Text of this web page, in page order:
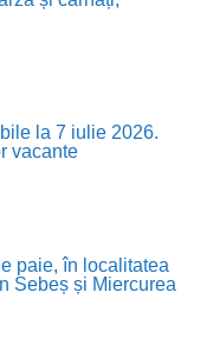
la 7 iulie 2026.
vacante
paie, în localitatea
Sebeș și Miercurea